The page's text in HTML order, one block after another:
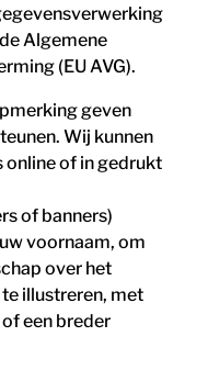
Algemene
(EU AVG).
geven
Wij kunnen
online of in gedrukt
of banners)
voornaam, om
over het
illustreren, met
een breder